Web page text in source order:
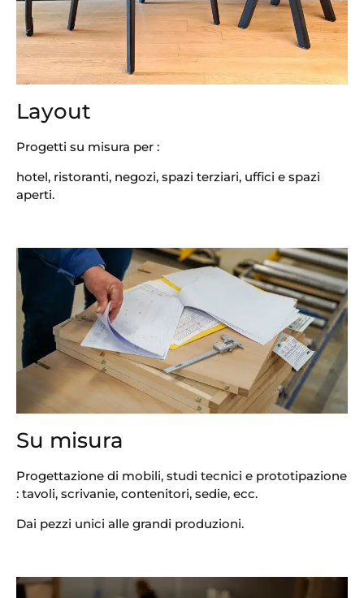
Layout
Progetti su misura per :
hotel, ristoranti, negozi, spazi terziari, uffici e spazi
aperti.
Su misura
Progettazione di mobili, studi tecnici e prototipazione
: tavoli, scrivanie, contenitori, sedie, ecc.
Dai pezzi unici alle grandi produzioni.